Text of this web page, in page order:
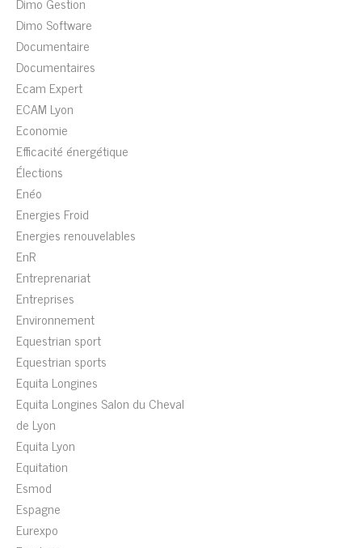
Dimo Software
Documentaire
Documentaires
Ecam Expert
ECAM Lyon
Economie
Efficacité énergétique
Élections
Enéo
Energies Froid
Energies renouvelables
EnR
Entreprenariat
Entreprises
Environnement
Equestrian sport
Equestrian sports
Equita Longines
Equita Longines Salon du Cheval
de Lyon
Equita Lyon
Equitation
Esmod
Espagne
Eurexpo